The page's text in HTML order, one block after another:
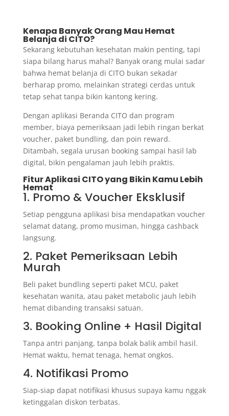
Kenapa Banyak Orang Mau Hemat
Belanja di CITO?
Sekarang kebutuhan kesehatan makin penting, tapi
siapa bilang harus mahal? Banyak orang mulai sadar
bahwa hemat belanja di CITO bukan sekadar
berharap promo, melainkan strategi cerdas untuk
tetap sehat tanpa bikin kantong kering.
Dengan aplikasi Beranda CITO dan program
member, biaya pemeriksaan jadi lebih ringan berkat
voucher, paket bundling, dan poin reward.
Ditambah, segala urusan booking sampai hasil lab
digital, bikin pengalaman jauh lebih praktis.
Fitur Aplikasi CITO yang Bikin Kamu Lebih
Hemat
1. Promo & Voucher Eksklusif
Setiap pengguna aplikasi bisa mendapatkan voucher
selamat datang, promo musiman, hingga cashback
langsung.
2. Paket Pemeriksaan Lebih
Murah
Beli paket bundling seperti paket MCU, paket
kesehatan wanita, atau paket metabolic jauh lebih
hemat dibanding transaksi satuan.
3. Booking Online + Hasil Digital
Tanpa antri panjang, tanpa bolak balik ambil hasil.
Hemat waktu, hemat tenaga, hemat ongkos.
4. Notifikasi Promo
Siap-siap dapat notifikasi khusus supaya kamu nggak
ketinggalan diskon terbatas.